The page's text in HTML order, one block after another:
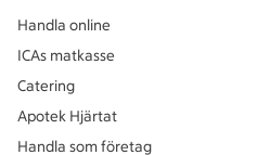
Handla online
ICAs matkasse
Catering
Apotek Hjärtat
Handla som företag